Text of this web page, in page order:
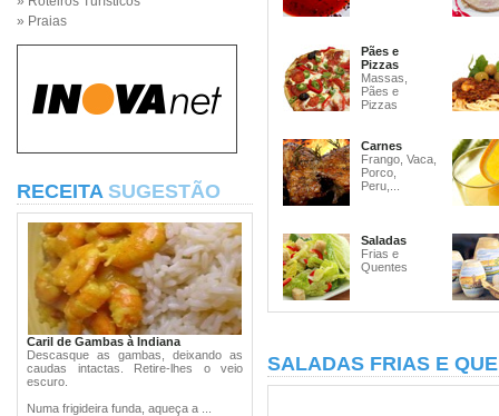
» Praias
RECEITA SUGESTÃO
Caril de Gambas à Indiana
Descasque as gambas, deixando as
caudas intactas. Retire-lhes o veio
escuro.
Numa frigideira funda, aqueça a ...
Pães e
Pizzas
Massas,
Pães e
Pizzas
Carnes
Frango, Vaca,
Porco,
Peru,...
Saladas
Frias e
Quentes
SALADAS FRIAS E